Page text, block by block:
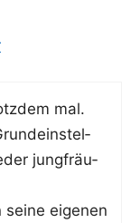
mal.
jung­fräu­
eige­nen